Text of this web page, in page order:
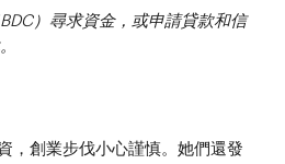
）尋求資金，或申請貸款和信
，創業步伐小心謹慎。她們還發